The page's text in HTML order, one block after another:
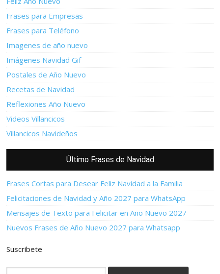
Frases para Empresas
Frases para Teléfono
Imagenes de año nuevo
Imágenes Navidad Gif
Postales de Año Nuevo
Recetas de Navidad
Reflexiones Año Nuevo
Videos Villancicos
Villancicos Navideños
Último Frases de Navidad
Frases Cortas para Desear Feliz Navidad a la Familia
Felicitaciones de Navidad y Año 2027 para WhatsApp
Mensajes de Texto para Felicitar en Año Nuevo 2027
Nuevos Frases de Año Nuevo 2027 para Whatsapp
Suscribete